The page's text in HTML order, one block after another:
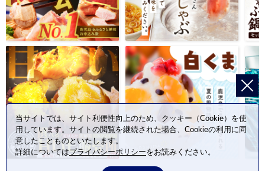
当サイトでは、サイト利便性向上のため、クッキー（Cookie）を使
用しています。サイトの閲覧を継続された場合、Cookieの利用に同
意したことものといたします。
詳細についてはプライバシーポリシーをお読みください。